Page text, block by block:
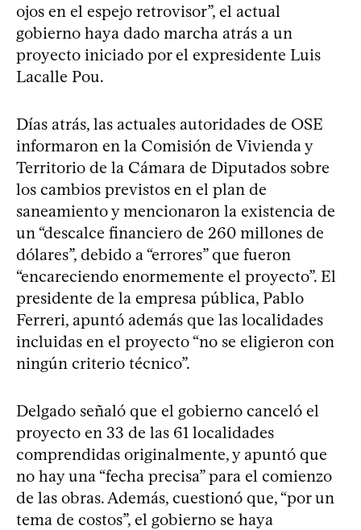
ojos en el espejo retrovisor”, el actual
gobierno haya dado marcha atrás a un
proyecto iniciado por el expresidente Luis
Lacalle Pou.
Días atrás, las actuales autoridades de OSE
informaron en la Comisión de Vivienda y
Territorio de la Cámara de Diputados sobre
los cambios previstos en el plan de
saneamiento y mencionaron la existencia de
un “descalce financiero de 260 millones de
dólares”, debido a “errores” que fueron
“encareciendo enormemente el proyecto”. El
presidente de la empresa pública, Pablo
Ferreri, apuntó además que las localidades
incluidas en el proyecto “no se eligieron con
ningún criterio técnico”.
Delgado señaló que el gobierno canceló el
proyecto en 33 de las 61 localidades
comprendidas originalmente, y apuntó que
no hay una “fecha precisa” para el comienzo
de las obras. Además, cuestionó que, “por un
tema de costos”, el gobierno se haya